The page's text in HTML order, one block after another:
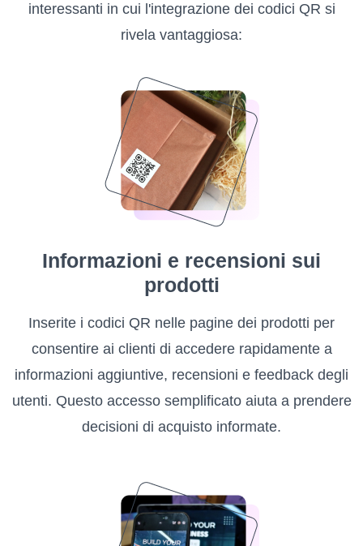
interessanti in cui l'integrazione dei codici QR si
rivela vantaggiosa:
Informazioni e recensioni sui
prodotti
Inserite i codici QR nelle pagine dei prodotti per
consentire ai clienti di accedere rapidamente a
informazioni aggiuntive, recensioni e feedback degli
utenti. Questo accesso semplificato aiuta a prendere
decisioni di acquisto informate.